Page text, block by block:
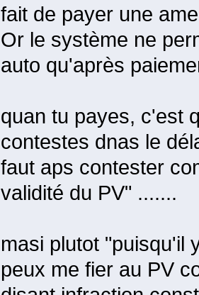
fait de payer une
Or le système ne
auto qu'après
quan tu payes, c'est
contestes dnas le
faut aps contester
validité du PV" .......
masi plutot "puisqu'il
peux me fier au PV